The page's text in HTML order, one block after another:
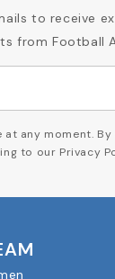
to receive
from Football
at any moment.
to our Privacy